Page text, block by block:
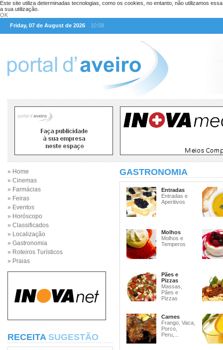
Este site utiliza determinadas tecnologias, como os cookies, no entanto, não utilizamos
a sua utilização.
OK
Friday, 07 de August de 2026
10:58
» Home
» Cinemas
» Farmácias
» Feiras
» Eventos
» Horóscopo
» Classificados
» Localização
» Gastronomia
» Roteiros Turísticos
» Praias
RECEITA SUGESTÃO
GASTRONOMIA
Entradas
Entradas e
Aperitivos
Molhos
Molhos e
Temperos
Pães e
Pizzas
Massas,
Pães e
Pizzas
Carnes
Frango, Vaca,
Porco,
Peru,...